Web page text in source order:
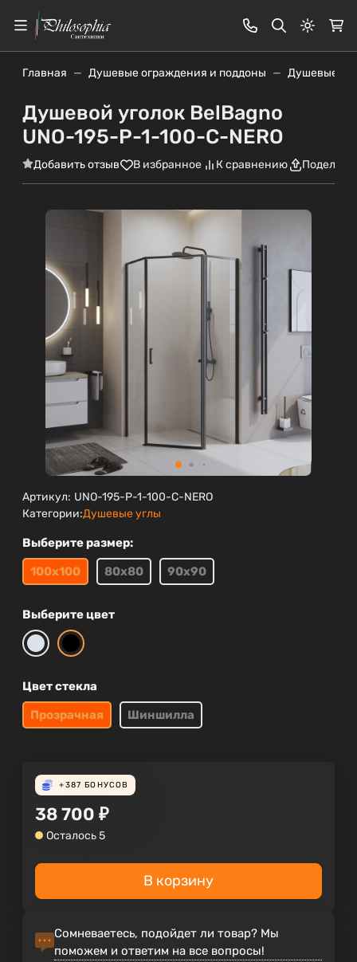
Главная Душевые ограждения и поддоны Душевые
Душевой уголок BelBagno
UNO-195-P-1-100-C-NERO
Добавить отзыв В избранное К сравнению
Артикул: UNO-195-P-1-100-C-NERO
Категории:Душевые углы
Выберите размер:
100х100
80х80 90х90
Выберите цвет
Цвет стекла
Прозрачная
Шиншилла
+387 БОНУСОВ
38 700 ₽
Осталось 5
В корзину
Сомневаетесь, подойдет ли товар? Мы
поможем и ответим на все вопросы!